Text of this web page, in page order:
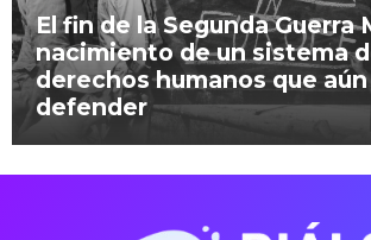
El fin de la Segunda Guerra
nacimiento de un sistema
derechos humanos que
defender